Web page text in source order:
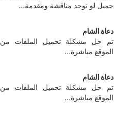
جميل لو توجد مناقشة ومقدمة...
دعاة الشام
تم حل مشكلة تحميل الملفات من
الموقع مباشرة...
دعاة الشام
تم حل مشكلة تحميل الملفات من
الموقع مباشرة...